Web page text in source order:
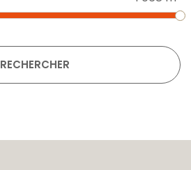
RECHERCHER